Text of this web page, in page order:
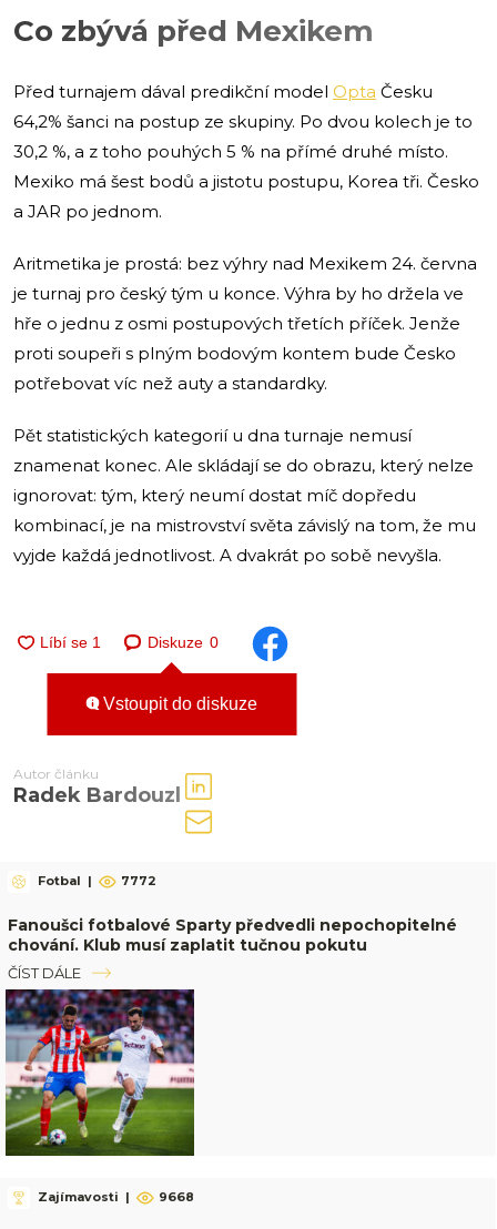
Co zbývá před Mexikem
Před turnajem dával predikční model Opta Česku
64,2% šanci na postup ze skupiny. Po dvou kolech je to
30,2 %, a z toho pouhých 5 % na přímé druhé místo.
Mexiko má šest bodů a jistotu postupu, Korea tři. Česko
a JAR po jednom.
Aritmetika je prostá: bez výhry nad Mexikem 24. června
je turnaj pro český tým u konce. Výhra by ho držela ve
hře o jednu z osmi postupových třetích příček. Jenže
proti soupeři s plným bodovým kontem bude Česko
potřebovat víc než auty a standardky.
Pět statistických kategorií u dna turnaje nemusí
znamenat konec. Ale skládají se do obrazu, který nelze
ignorovat: tým, který neumí dostat míč dopředu
kombinací, je na mistrovství světa závislý na tom, že mu
vyjde každá jednotlivost. A dvakrát po sobě nevyšla.
Diskuze 0
Vstoupit do diskuze
Autor článku
Radek Bardouzl
Fotbal | 7772
Fanoušci fotbalové Sparty předvedli nepochopitelné
chování. Klub musí zaplatit tučnou pokutu
ČÍST DÁLE
Zajímavosti | 9668